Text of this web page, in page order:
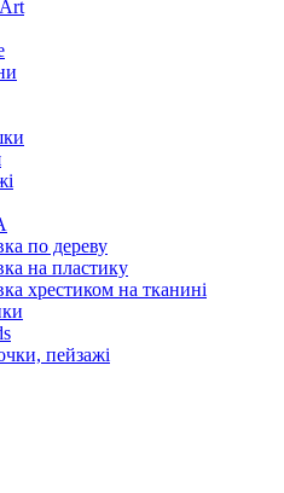
по дереву
на пластику
хрестиком на тканині
пейзажі